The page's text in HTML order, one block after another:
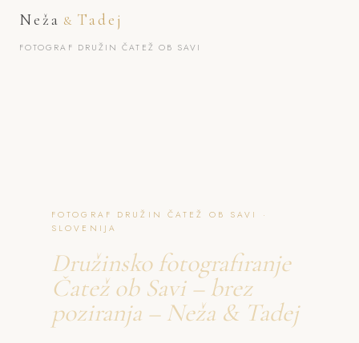
Neža & Tadej
FOTOGRAF DRUŽIN ČATEŽ OB SAVI
FOTOGRAF DRUŽIN ČATEŽ OB SAVI ·
SLOVENIJA
Družinsko fotografiranje
Čatež ob Savi – brez
poziranja – Neža & Tadej